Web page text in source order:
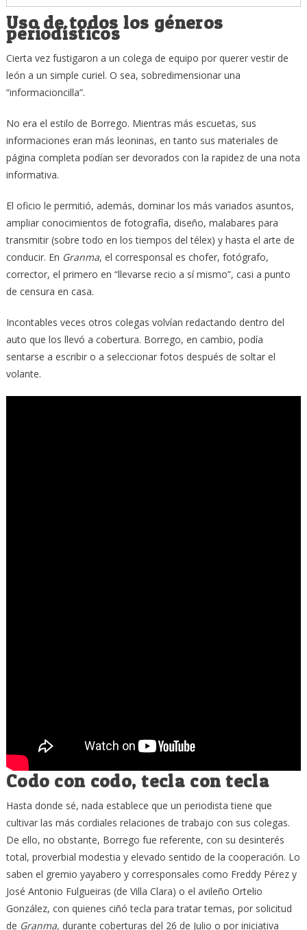
Uso de todos los géneros
periodísticos
Cierta vez fustigaron a un colega de equipo por querer vestir de
león a un simple curiel. O sea, sobredimensionar una
“informacioncilla”.
No era el estilo de Borrego. Mientras más escuetas, sus
informaciones eran más leoninas, en tanto sus materiales de
página completa podían ser devorados con la rapidez de una nota
informativa.
El oficio le permitió, además, dominar los más variados asuntos,
ampliar conocimientos de fotografía, diseño, malabares para
transmitir (sobre todo en los tiempos del télex) y hasta el arte de
conducir. En Granma, el corresponsal es chofer, fotógrafo,
corrector, el primero en “llevarse recio a sí mismo”, casi a punto
de censura en casa.
Incontables veces otros colegas volvían redactando dentro del
auto que los llevó a cobertura. Borrego, en cambio, podía
sentarse a escribir o a seleccionar fotos después de soltar el
volante.
Codo con codo, tecla con tecla
Hasta donde sé, nada establece que un periodista tiene que
cultivar las más cordiales relaciones de trabajo con sus colegas.
De ello, no obstante, Borrego fue referente, con su desinterés
total, proverbial modestia y elevado sentido de la cooperación. Lo
saben el gremio yayabero y corresponsales como Freddy Pérez y
José Antonio Fulgueiras (de Villa Clara) o el avileño Ortelio
González, con quienes ciñó tecla para tratar temas, por solicitud
de Granma, durante coberturas del 26 de Julio o por iniciativa